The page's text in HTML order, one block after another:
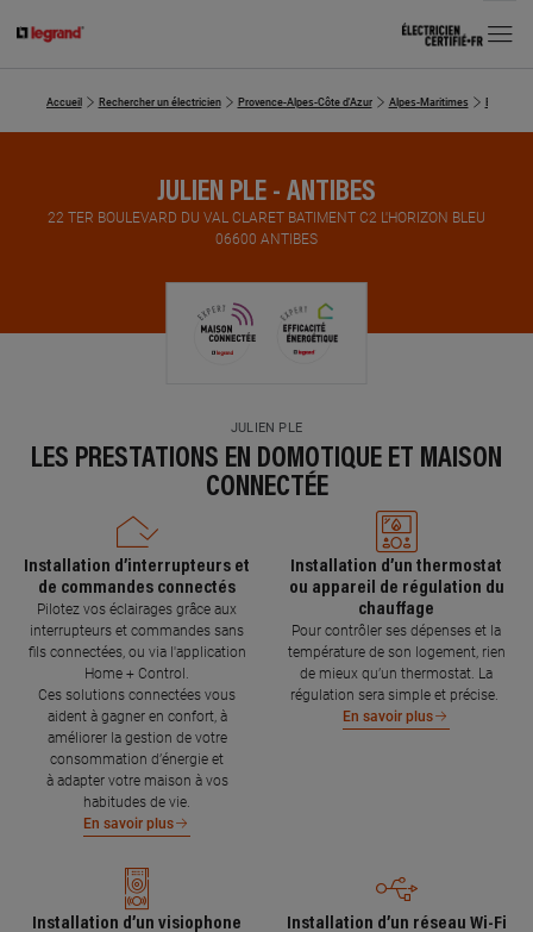
MENU
Accueil Rechercher un électricien Provence-Alpes-Côte d'Azur Alpes-Maritimes
JULIEN PLE - ANTIBES
22 TER BOULEVARD DU VAL CLARET BATIMENT C2 L'HORIZON BLEU
06600 ANTIBES
JULIEN PLE
LES PRESTATIONS EN DOMOTIQUE ET MAISON
CONNECTÉE
Installation d’interrupteurs et
de commandes connectés
Pilotez vos éclairages grâce aux
interrupteurs et commandes sans
fils connectées, ou via l'application
Home + Control.
Ces solutions connectées vous
aident à gagner en confort, à
améliorer la gestion de votre
consommation d’énergie et
à adapter votre maison à vos
habitudes de vie.
En savoir plus
Installation d’un thermostat
ou appareil de régulation du
chauffage
Pour contrôler ses dépenses et la
température de son logement, rien
de mieux qu’un thermostat. La
régulation sera simple et précise.
En savoir plus
Installation d’un visiophone
Installation d’un réseau Wi-Fi